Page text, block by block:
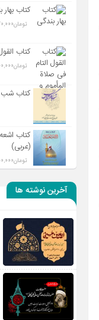
کتاب بهار
تومان
کتاب
تومان
کتاب شب
کتاب
(عربی)
تومان
آخرین نوشته ها